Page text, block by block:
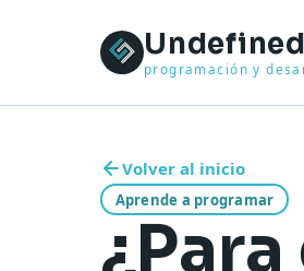
Undefined
programación y
Volver al inicio
Aprende a programar